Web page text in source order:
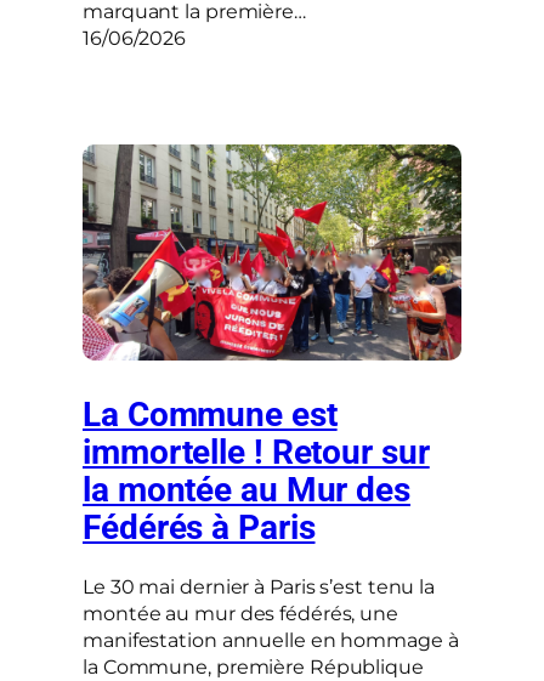
marquant la première…
16/06/2026
La Commune est
immortelle ! Retour sur
la montée au Mur des
Fédérés à Paris
Le 30 mai dernier à Paris s’est tenu la
montée au mur des fédérés, une
manifestation annuelle en hommage à
la Commune, première République